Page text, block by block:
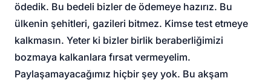
ödedik. Bu bedeli bizler de ödemeye hazırız. Bu
ülkenin şehitleri, gazileri bitmez. Kimse test etmeye
kalkmasın. Yeter ki bizler birlik beraberliğimizi
bozmaya kalkanlara fırsat vermeyelim.
Paylaşamayacağımız hiçbir şey yok. Bu akşam